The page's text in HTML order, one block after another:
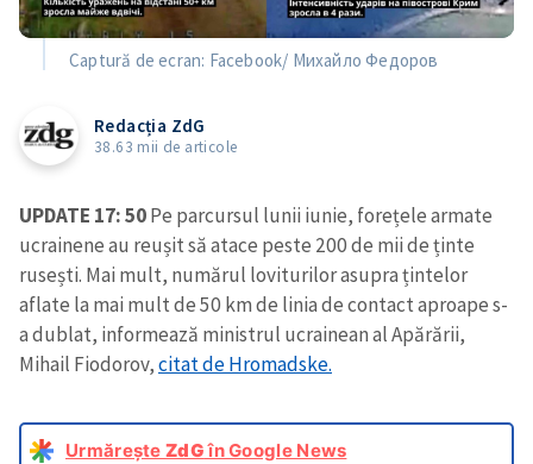
Captură de ecran: Facebook/ Михайло Федоров
Redacția ZdG
38.63 mii de articole
UPDATE 17: 50Pe parcursul lunii iunie, forețele armate
ucrainene au reușit să atace peste 200 de mii de ținte
rusești. Mai mult, numărul loviturilor asupra țintelor
aflate la mai mult de 50 km de linia de contact aproape s-
a dublat, informează ministrul ucrainean al Apărării,
Mihail Fiodorov,citat de Hromadske.
Urmărește ZdGîn Google News